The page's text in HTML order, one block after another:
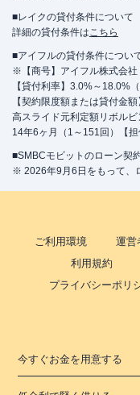
■レイクの貸付条件について
詳細の貸付条件はこちら
■アイフルの貸付条件につい
※【商号】アイフル株式会
【貸付利率】3.0%～18.0%
【契約限度額または貸付金
高スライド元利定額リボル
14年6ヶ月（1～151回）【
■SMBCモビットのローン契
※ 2026年9月6日をもって、
ご利用環境 運営
利用規約
プライバシーポリ
今すぐお金を用意する